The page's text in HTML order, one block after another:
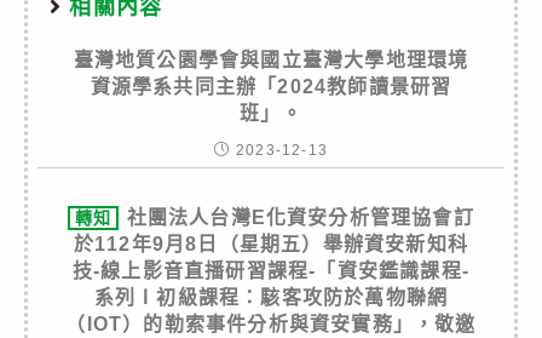
相關內容
臺灣地質公園學會與國立臺灣大學地理環境
資源學系共同主辦「2024教師讀景研習
班」。
2023-12-13
轉知
社團法人台灣E化資安分析管理協會訂
於112年9月8日（星期五）舉辦資安新知科
技-線上影音直播研習課程-「資安鑑識課程-
系列Ⅰ初級課程：駭客攻防於萬物聯網
（IOT）的勒索事件分析與資安實務」，敬邀